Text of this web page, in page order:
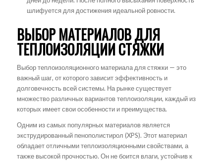
шлифуется для достижения идеальной ровности.
ВЫБОР МАТЕРИАЛОВ ДЛЯ
ТЕПЛОИЗОЛЯЦИИ СТЯЖКИ
Выбор теплоизоляционного материала для стяжки — это
важный шаг, от которого зависит эффективность и
долговечность всей системы. На рынке существует
множество различных вариантов теплоизоляции, каждый из
которых имеет свои особенности и преимущества.
Одним из самых популярных материалов является
экструдированный пенополистирол (XPS). Этот материал
обладает отличными теплоизоляционными свойствами, а
также высокой прочностью. Он не боится влаги, устойчив к